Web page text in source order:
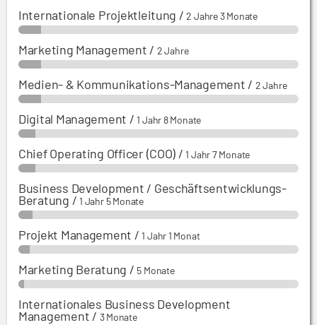
Internationale Projektleitung /2 Jahre 3 Monate
Marketing Management / 2 Jahre
Medien- & Kommunikations-Management / 2 Jahre
Digital Management /1 Jahr 8 Monate
Chief Operating Officer (COO) /1 Jahr 7 Monate
Business Development / Geschäftsentwicklungs-
Beratung /1 Jahr 5 Monate
Projekt Management /1 Jahr 1 Monat
Marketing Beratung / 5 Monate
Internationales Business Development
Management / 3 Monate